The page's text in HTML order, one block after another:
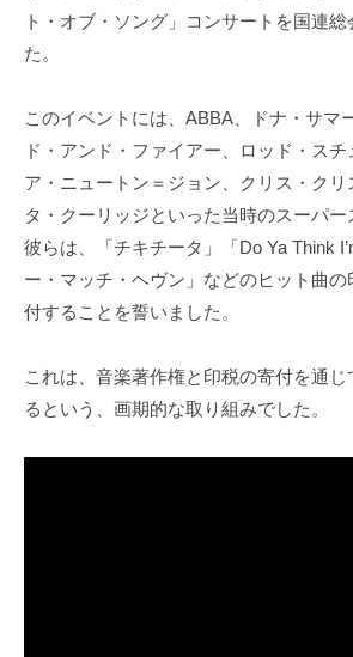
ト・オブ・ソング」コンサートを国連
た。
このイベントには、ABBA、ドナ・サマ
ド・アンド・ファイアー、ロッド・ス
ア・ニュートン＝ジョン、クリス・クリ
タ・クーリッジといった当時のスーパー
彼らは、「チキチータ」「Do Ya Think
ー・マッチ・ヘヴン」などのヒット曲
付することを誓いました。
これは、音楽著作権と印税の寄付を通
るという、画期的な取り組みでした。